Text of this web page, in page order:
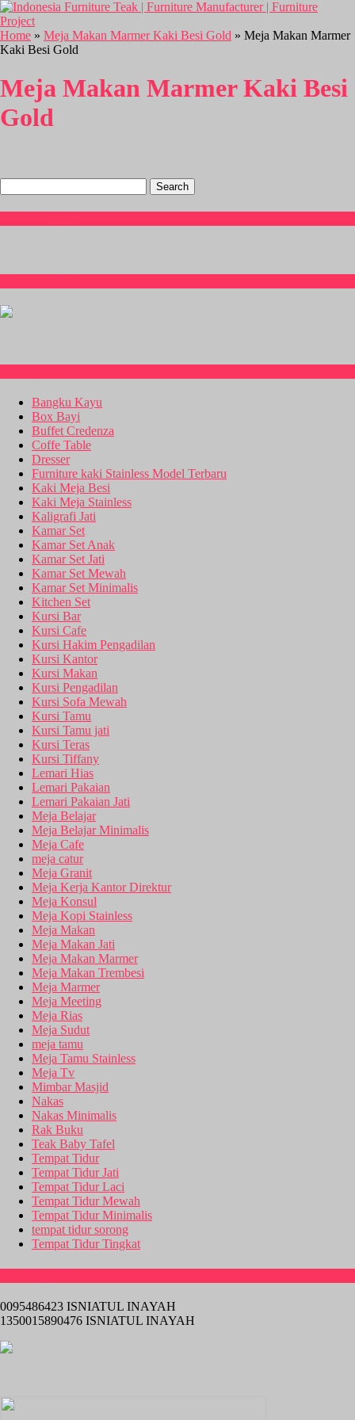
Home » Meja Makan Marmer Kaki Besi Gold » Meja Makan Marmer
Kaki Besi Gold
Meja Makan Marmer Kaki Besi
Gold
for:
Bangku Kayu
Box Bayi
Buffet Credenza
Coffe Table
Dresser
Furniture kaki Stainless Model Terbaru
Kaki Meja Besi
Kaki Meja Stainless
Kaligrafi Jati
Kamar Set
Kamar Set Anak
Kamar Set Jati
Kamar Set Mewah
Kamar Set Minimalis
Kitchen Set
Kursi Bar
Kursi Cafe
Kursi Hakim Pengadilan
Kursi Kantor
Kursi Makan
Kursi Pengadilan
Kursi Sofa Mewah
Kursi Tamu
Kursi Tamu jati
Kursi Teras
Kursi Tiffany
Lemari Hias
Lemari Pakaian
Lemari Pakaian Jati
Meja Belajar
Meja Belajar Minimalis
Meja Cafe
meja catur
Meja Granit
Meja Kerja Kantor Direktur
Meja Konsul
Meja Kopi Stainless
Meja Makan
Meja Makan Jati
Meja Makan Marmer
Meja Makan Trembesi
Meja Marmer
Meja Meeting
Meja Rias
Meja Sudut
meja tamu
Meja Tamu Stainless
Meja Tv
Mimbar Masjid
Nakas
Nakas Minimalis
Rak Buku
Teak Baby Tafel
Tempat Tidur
Tempat Tidur Jati
Tempat Tidur Laci
Tempat Tidur Mewah
Tempat Tidur Minimalis
tempat tidur sorong
Tempat Tidur Tingkat
0095486423 ISNIATUL INAYAH
1350015890476 ISNIATUL INAYAH